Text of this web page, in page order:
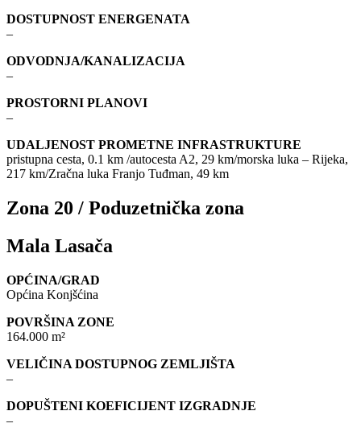
DOSTUPNOST ENERGENATA
–
ODVODNJA/KANALIZACIJA
–
PROSTORNI PLANOVI
–
UDALJENOST PROMETNE INFRASTRUKTURE
pristupna cesta, 0.1 km /autocesta A2, 29 km/morska luka – Rijeka,
217 km/Zračna luka Franjo Tuđman, 49 km
Zona 20 / Poduzetnička zona
Mala Lasača
OPĆINA/GRAD
Općina Konjšćina
POVRŠINA ZONE
164.000 m²
VELIČINA DOSTUPNOG ZEMLJIŠTA
–
DOPUŠTENI KOEFICIJENT IZGRADNJE
–